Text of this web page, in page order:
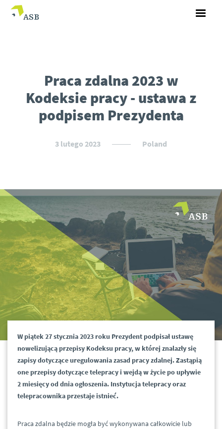
Praca zdalna 2023 w
Kodeksie pracy - ustawa z
podpisem Prezydenta
3 lutego 2023 Poland
W piątek 27 stycznia 2023 roku Prezydent podpisał ustawę
nowelizującą przepisy Kodeksu pracy, w której znalazły się
zapisy dotyczące uregulowania zasad pracy zdalnej. Zastąpią
one przepisy dotyczące telepracy i wejdą w życie po upływie
2 miesięcy od dnia ogłoszenia. Instytucja telepracy oraz
telepracownika przestaje istnieć.
Praca zdalna będzie mogła być wykonywana całkowicie lub